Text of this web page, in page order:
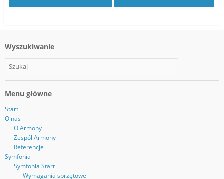
Wyszukiwanie
Menu główne
Start
O nas
O Armony
Zespół Armony
Referencje
Symfonia
Symfonia Start
Wymagania sprzętowe